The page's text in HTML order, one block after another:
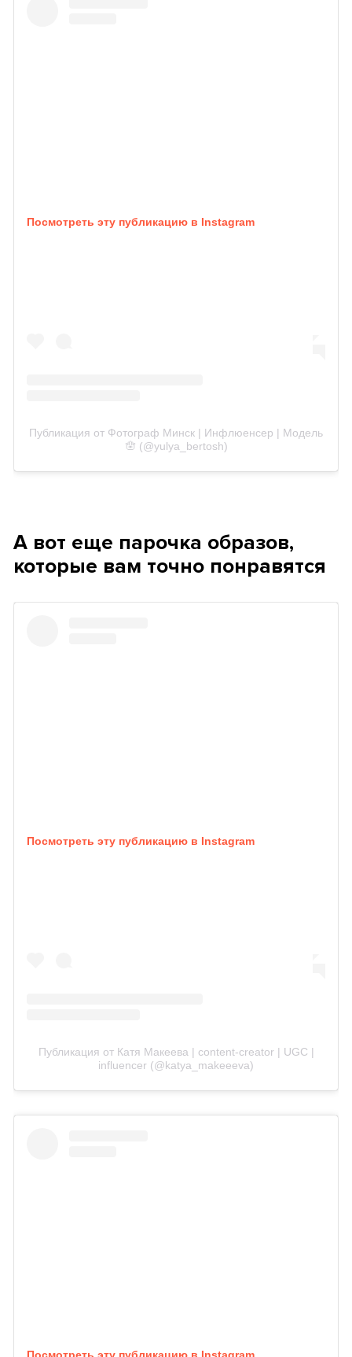
Посмотреть эту публикацию в Instagram
Публикация от Фотограф Минск | Инфлюенсер | Модель
🪬 (@yulya_bertosh)
А вот еще парочка образов,
которые вам точно понравятся
Посмотреть эту публикацию в Instagram
Публикация от Катя Макеева | content-creator | UGC |
influencer (@katya_makeeeva)
Посмотреть эту публикацию в Instagram